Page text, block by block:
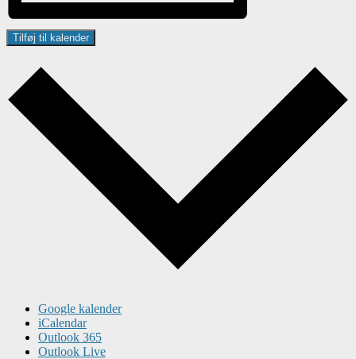
Tilføj til kalender
Google kalender
iCalendar
Outlook 365
Outlook Live